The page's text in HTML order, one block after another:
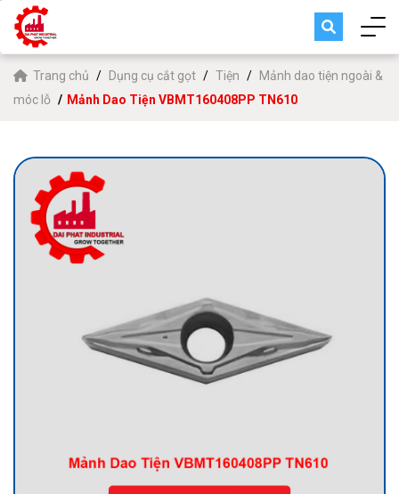
Trang chủ Dụng cụ cắt gọt Tiện
Mảnh dao tiện ngoài &
móc lỗ
Mảnh Dao Tiện VBMT160408PP TN610